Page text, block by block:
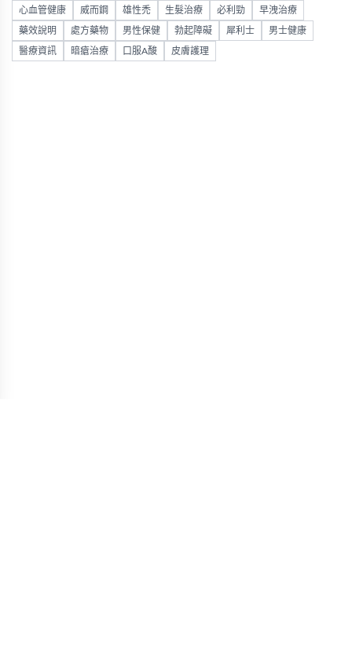
心血管健康 威而鋼 雄性禿 生髮治療 必利勁 早洩治療
藥效說明 處方藥物 男性保健 勃起障礙 犀利士 男士健康
醫療資訊 暗瘡治療 口服A酸 皮膚護理